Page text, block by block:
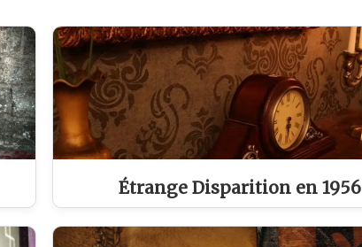
Étrange Disparition en 1956